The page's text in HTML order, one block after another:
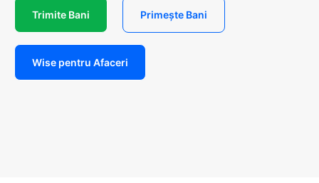
Trimite Bani Primește Bani
Wise pentru Afaceri